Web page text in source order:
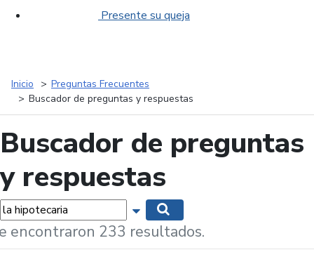
Presente su queja
Inicio
Preguntas Frecuentes
Buscador de preguntas y respuestas
Buscador de preguntas
y respuestas
Mostrar opciones de búsqueda
encontraron 233 resultados.